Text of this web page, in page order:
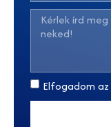
Elfogadom az